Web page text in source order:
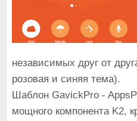
независимых друг от
розовая и синяя тема).
Шаблон GavickPro -
мощного компонента K2,